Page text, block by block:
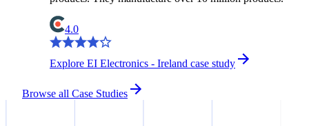
4.0
Explore EI Electronics - Ireland case study
Browse all Case Studies